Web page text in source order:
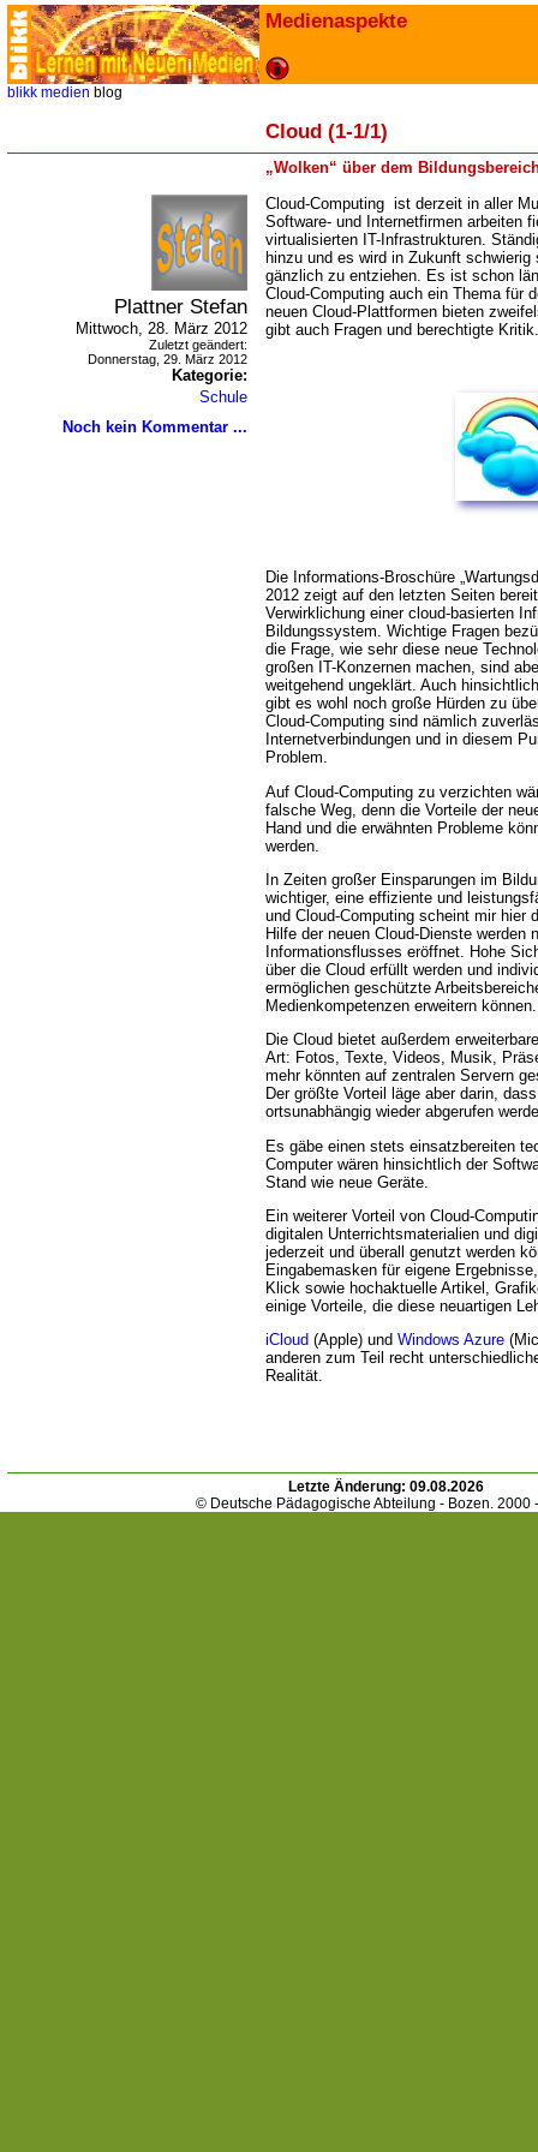
Medienaspekte
blikk medien blog
Cloud (1-1/1)
Wolken“ über dem
Plattner Stefan
Mittwoch, 28. März 2012
Zuletzt geändert:
Donnerstag, 29. März 2012
Kategorie:
Schule
Noch kein Kommentar ...
Cloud-Computing ist derzeit in aller
Software- und Internetfirmen arbeiten
virtualisierten IT-Infrastrukturen.
hinzu und es wird in Zukunft schwierig
gänzlich zu entziehen. Es ist schon
Cloud-Computing auch ein Thema für
neuen Cloud-Plattformen bieten
gibt auch Fragen und berechtigte Kritik.
Die Informations-Broschüre
2012 zeigt auf den letzten Seiten
Verwirklichung einer cloud-basierten
Bildungssystem. Wichtige Fragen
die Frage, wie sehr diese neue
großen IT-Konzernen machen, sind
weitgehend ungeklärt. Auch
gibt es wohl noch große Hürden zu
Cloud-Computing sind nämlich
Internetverbindungen und in diesem
Problem.
Auf Cloud-Computing zu verzichten
falsche Weg, denn die Vorteile der
Hand und die erwähnten Probleme
werden.
In Zeiten großer Einsparungen im
wichtiger, eine effiziente und
und Cloud-Computing scheint mir hier
Hilfe der neuen Cloud-Dienste werden
Informationsflusses eröffnet. Hohe
über die Cloud erfüllt werden und
ermöglichen geschützte
Medienkompetenzen erweitern können.
Die Cloud bietet außerdem
Art: Fotos, Texte, Videos, Musik,
mehr könnten auf zentralen Servern
Der größte Vorteil läge aber darin,
ortsunabhängig wieder abgerufen
Es gäbe einen stets einsatzbereiten
Computer wären hinsichtlich der
Stand wie neue Geräte.
Ein weiterer Vorteil von Cloud-
digitalen Unterrichtsmaterialien und
jederzeit und überall genutzt werden
Eingabemasken für eigene
Klick sowie hochaktuelle Artikel,
einige Vorteile, die diese neuartigen
iCloud (Apple) und Windows Azure
anderen zum Teil recht
Realität.
Letzte Änderung: 09.08.2026
© Deutsche Pädagogische Abteilung - Bozen. 2000